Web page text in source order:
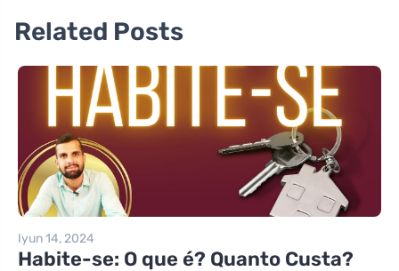
Related Posts
Iyun 14, 2024
Habite-se: O que é? Quanto Custa?